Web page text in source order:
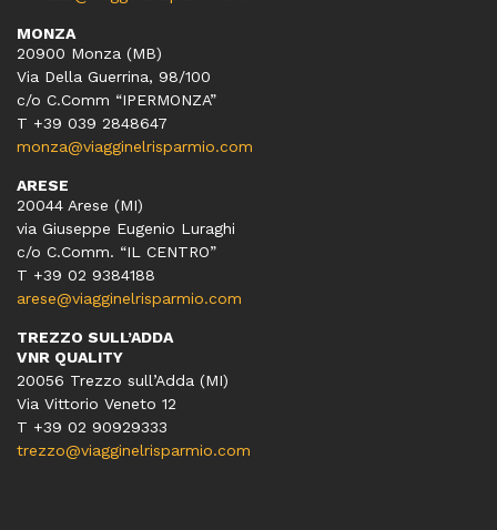
MONZA
20900 Monza (MB)
Via Della Guerrina, 98/100
c/o C.Comm “IPERMONZA”
T +39 039 2848647
monza@viagginelrisparmio.com
ARESE
20044 Arese (MI)
via Giuseppe Eugenio Luraghi
c/o C.Comm. “IL CENTRO”
T +39 02 9384188
arese@viagginelrisparmio.com
TREZZO SULL’ADDA
VNR QUALITY
20056 Trezzo sull’Adda (MI)
Via Vittorio Veneto 12
T +39 02 90929333
trezzo@viagginelrisparmio.com